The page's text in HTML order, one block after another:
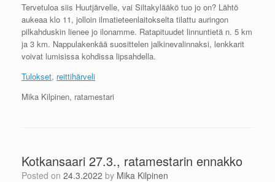
Tervetuloa siis Huutjärvelle, vai Siltakylääkö tuo jo on? Lähtö
aukeaa klo 11, jolloin ilmatieteenlaitokselta tilattu auringon
pilkahduskin lienee jo ilonamme. Ratapituudet linnuntietä n. 5 km
ja 3 km. Nappulakenkää suosittelen jalkinevalinnaksi, lenkkarit
voivat lumisissa kohdissa lipsahdella.
Tulokset, reittihärveli
Mika Kilpinen, ratamestari
Kotkansaari 27.3., ratamestarin ennakko
Posted on 24.3.2022 by Mika Kilpinen